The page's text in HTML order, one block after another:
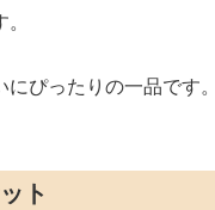
ぴったりの一品です。
ト